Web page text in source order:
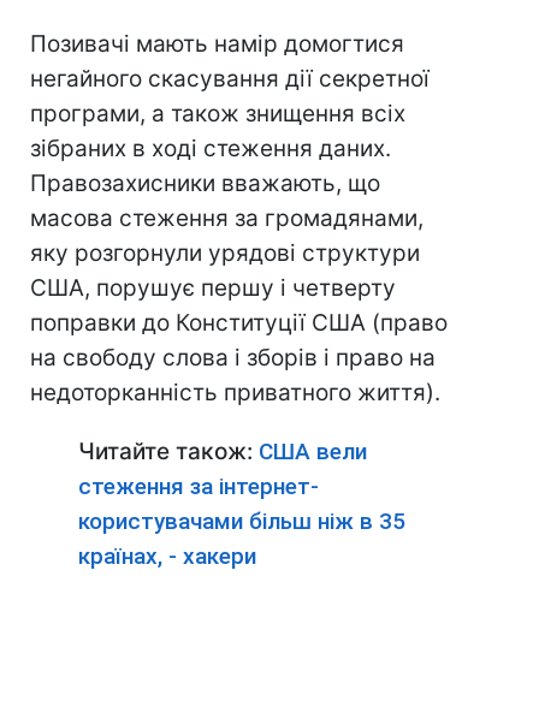
Позивачі мають намір домогтися
негайного скасування дії секретної
програми, а також знищення всіх
зібраних в ході стеження даних.
Правозахисники вважають, що
масова стеження за громадянами,
яку розгорнули урядові структури
США, порушує першу і четверту
поправки до Конституції США (право
на свободу слова і зборів і право на
недоторканність приватного життя).
Читайте також: США вели
стеження за інтернет-
користувачами більш ніж в 35
країнах, - хакери